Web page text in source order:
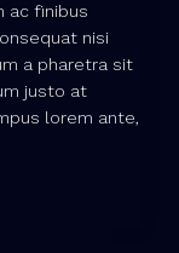
ac finibus
nisi
a pharetra sit
justo at
lorem ante,